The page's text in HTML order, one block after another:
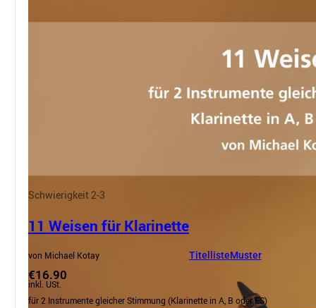
Schwierigkeit 2-3
11 Weisen für Klarinette
von Michael Kotay TitellisteMuster
€16.90
inkl. USt.
für 2 Instrumente gleicher Stimmung (Klarinette in A, B oder ES)